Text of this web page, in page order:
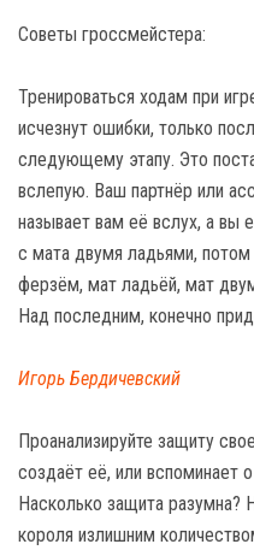
Советы гроссмейстера:
Тренироваться ходам при
исчезнут ошибки, только
следующему этапу. Это
вслепую. Ваш партнёр или
называет вам её вслух, а вы
с мата двумя ладьями,
ферзём, мат ладьёй, мат
Над последним, конечно
Игорь Бердичевский
Проанализируйте защиту
создаёт её, или вспоминает
Насколько защита разумна?
короля излишним